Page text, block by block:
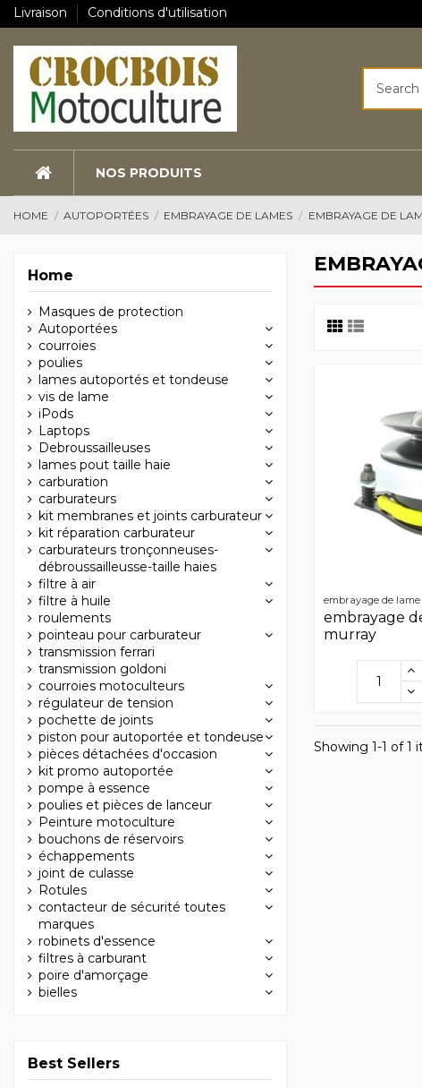
Livraison Conditions d'utilisation
NOS PRODUITS
HOME AUTOPORTÉES EMBRAYAGE DE LAMES EMBRAYAGE DE
embrayage de
embrayage
murray
Showing 1-1 of 1
Home
Masques de protection
Autoportées
courroies
poulies
lames autoportés et tondeuse
vis de lame
iPods
Laptops
Debroussailleuses
lames pout taille haie
carburation
carburateurs
kit membranes et joints carburateur
kit réparation carburateur
carburateurs tronçonneuses-
débroussailleusse-taille haies
filtre à air
filtre à huile
roulements
pointeau pour carburateur
transmission ferrari
transmission goldoni
courroies motoculteurs
régulateur de tension
pochette de joints
piston pour autoportée et tondeuse
pièces détachées d'occasion
kit promo autoportée
pompe à essence
poulies et pièces de lanceur
Peinture motoculture
bouchons de réservoirs
échappements
joint de culasse
Rotules
contacteur de sécurité toutes
marques
robinets d'essence
filtres à carburant
poire d'amorçage
bielles
Best Sellers